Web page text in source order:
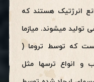
انرژتیک هستند که
تولید میشوند. میازما
که توسط تروما (
و انواع ترسها مثل